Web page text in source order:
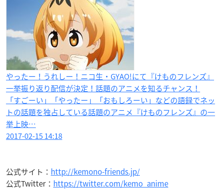
やったー！うれしー！ニコ生・GYAO!にて『けものフレンズ』
一挙振り返り配信が決定！話題のアニメを知るチャンス！
「すごーい」「やったー」「おもしろーい」などの語録でネッ
トの話題を独占している話題のアニメ『けものフレンズ』の一
挙上映…
2017-02-15 14:18
公式サイト： http://kemono-friends.jp/
公式Twitter： https://twitter.com/kemo_anime